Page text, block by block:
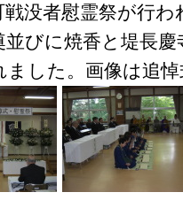
戦没者慰霊祭が行
並びに焼香と堤長
ました。画像は追